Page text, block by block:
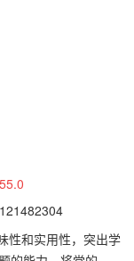
沟通互动、思维碰
条，主要解决“是
动的语言描述经济
质。本教材案例丰
专院校财经商贸大
掌握经济学相关知
55.0
性和实用性，突出学